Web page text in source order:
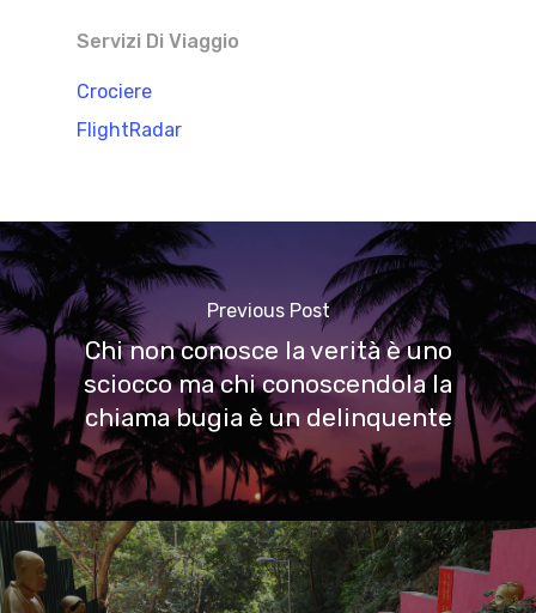
Servizi Di Viaggio
Crociere
FlightRadar
Previous Post
Chi non conosce la verità è uno
sciocco ma chi conoscendola la
chiama bugia è un delinquente